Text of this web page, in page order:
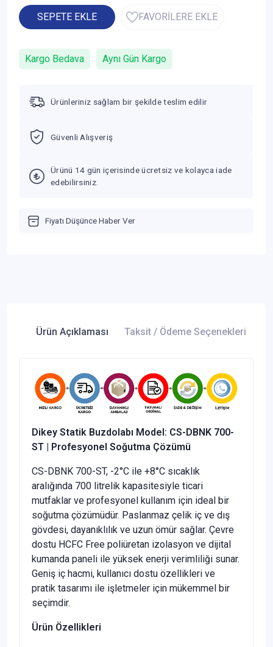
SEPETE EKLE FAVORİLERE EKLE
Kargo Bedava Aynı Gün Kargo
Ürünleriniz sağlam bir şekilde teslim edilir
Güvenli Alışveriş
Ürünü 14 gün içerisinde ücretsiz ve kolayca iade
edebilirsiniz.
Fiyatı Düşünce Haber Ver
Ürün Açıklaması Taksit / Ödeme Seçenekleri
Dikey Statik Buzdolabı Model: CS-DBNK 700-
ST | Profesyonel Soğutma Çözümü
CS-DBNK 700-ST, -2°C ile +8°C sıcaklık
aralığında 700 litrelik kapasitesiyle ticari
mutfaklar ve profesyonel kullanım için ideal bir
soğutma çözümüdür. Paslanmaz çelik iç ve dış
gövdesi, dayanıklılık ve uzun ömür sağlar. Çevre
dostu HCFC Free poliüretan izolasyon ve dijital
kumanda paneli ile yüksek enerji verimliliği sunar.
Geniş iç hacmi, kullanıcı dostu özellikleri ve
pratik tasarımı ile işletmeler için mükemmel bir
seçimdir.
Ürün Özellikleri